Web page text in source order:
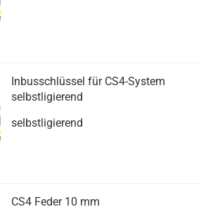
In­bus­schlüs­sel für CS4-​Sys­tem
selbst­li­gie­rend
selbst­li­gie­rend
CS4 Feder 10 mm